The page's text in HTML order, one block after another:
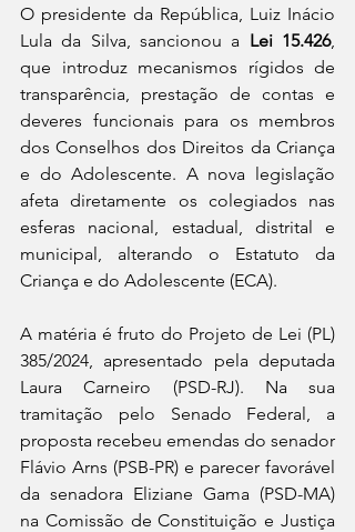
O presidente da República, Luiz Inácio
Lula da Silva, sancionou a Lei 15.426,
que introduz mecanismos rígidos de
transparência, prestação de contas e
deveres funcionais para os membros
dos Conselhos dos Direitos da Criança
e do Adolescente. A nova legislação
afeta diretamente os colegiados nas
esferas nacional, estadual, distrital e
municipal, alterando o Estatuto da
Criança e do Adolescente (ECA).
A matéria é fruto do Projeto de Lei (PL)
385/2024, apresentado pela deputada
Laura Carneiro (PSD-RJ). Na sua
tramitação pelo Senado Federal, a
proposta recebeu emendas do senador
Flávio Arns (PSB-PR) e parecer favorável
da senadora Eliziane Gama (PSD-MA)
na Comissão de Constituição e Justiça